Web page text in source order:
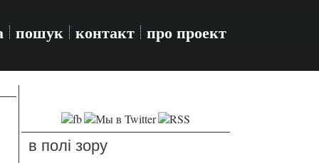
пошук контакт про проект
в полі зору